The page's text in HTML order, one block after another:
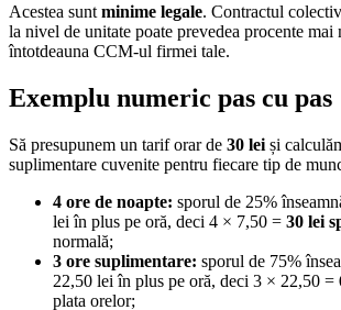
Acestea sunt minime legale. Contractul
la nivel de unitate poate prevedea procente
întotdeauna CCM-ul firmei tale.
Exemplu numeric pas cu pas
Să presupunem un tarif orar de 30 lei și
suplimentare cuvenite pentru fiecare tip de
4 ore de noapte: sporul de 25%
lei în plus pe oră, deci 4 × 7,50 = 30 lei
normală;
3 ore suplimentare: sporul de 75%
22,50 lei în plus pe oră, deci 3 × 22,50 =
plata orelor;